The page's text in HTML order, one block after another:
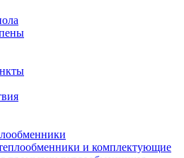
и комплектующие